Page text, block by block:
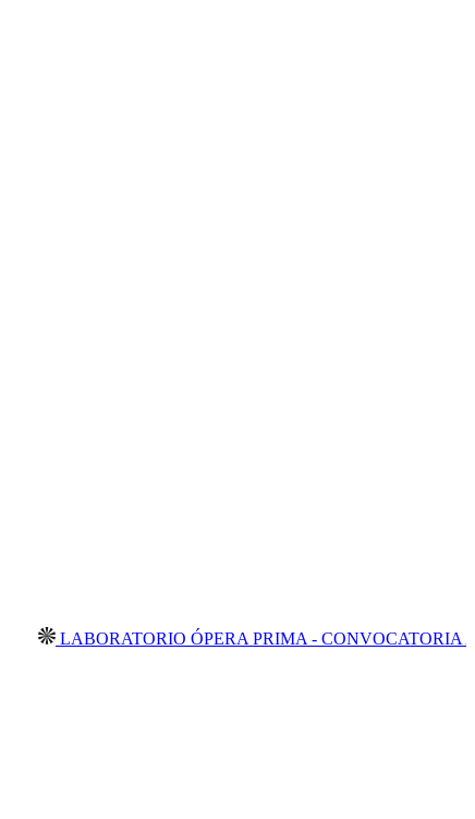
LABORATORIO ÓPERA PRIMA - CONVOCATORIA